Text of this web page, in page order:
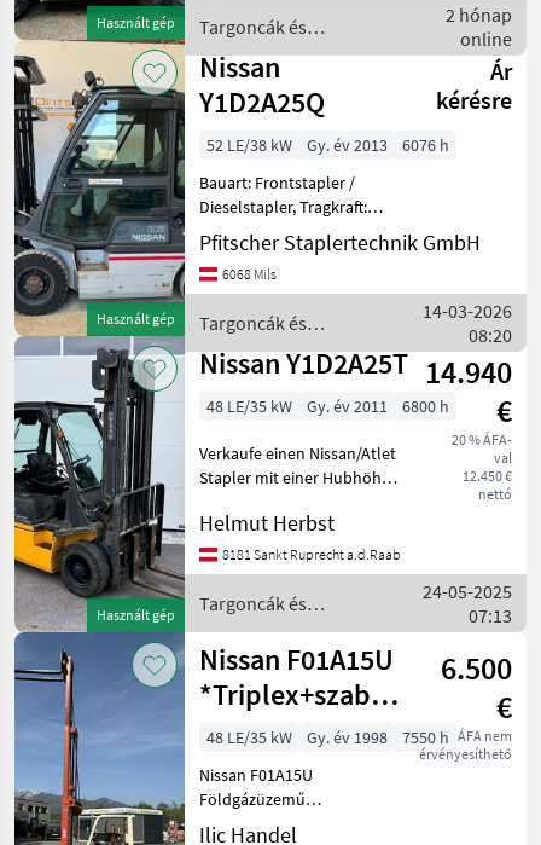
Használt gép
Bereifung vorne: Vollgummi
Einfach ,
Targoncák és
raktártechnika / Nissan
2 hónap
online
Használt gép
Nissan
Y1D2A25Q
Ár
kérésre
52 LE/38 kW Gy. év 2013
6076 h
Bauart: Frontstapler /
Dieselstapler, Tragkraft:
2500kg, Hubhöhe: 5250mm,
Gabellänge: 1200mm,
Bereifung vorne: Vollgummi
Vollgummi Einfac
Pfitscher Staplertechnik GmbH
6068 Mils
Targoncák és
raktártechnika / Nissan
14-03-2026
08:20
Használt gép
Nissan Y1D2A25T 14.940
€
20 % ÁFA-
val
12.450 €
nettó
48 LE/35 kW Gy. év 2011 6800 h
Verkaufe einen Nissan/Atlet
Stapler mit einer Hubhöhe
mit Seitenverschub, 4
Steuerkreise, Bauhöhe 2600
mm Beleuchtung vorne
und hinten, Re
Helmut Herbst
8181 Sankt Ruprecht a.d.Raab
Targoncák és
raktártechnika / Nissan
24-05-2025
07:13
Nissan F01A15U
*Triplex+szabad
úthossz*Top
6.500
€
ÁFA nem
érvényesíthető
48 LE/35 kW Gy. év 1998
7550 h
Nissan F01A15U
Földgázüzemű
homlokrakodó Gyártási év:
Ilic Handel